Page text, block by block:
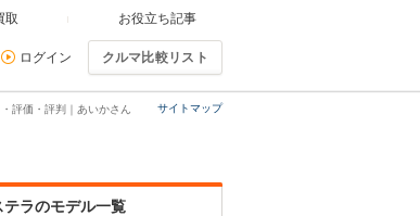
取 お役立ち記事
ログイン クルマ比較リスト
サイトマップ
評価・評判｜あいかさん
テラのモデル一覧